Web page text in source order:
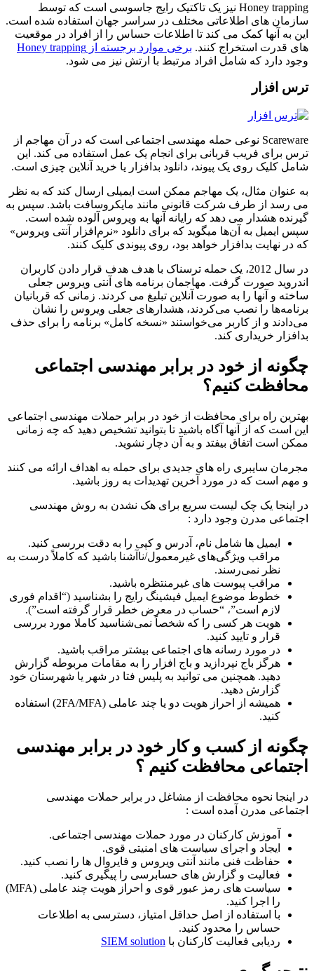
Honey trapping نیز یک تاکتیک رایج جاسوسی است که توسط
سازمان های اطلاعاتی مختلف در سراسر جهان استفاده شده است.
این به آنها کمک می کند تا اطلاعات حساس را از افراد در موقعیت
های قدرت استخراج کنند. برخی موارد برجسته از Honey trapping
وجود دارد که شامل افراد مرتبط با ارتش نیز می شود.
ترس افزار
Scareware نوعی حمله مهندسی اجتماعی است که در آن مهاجم از
ترس برای فریب قربانی برای انجام یک عمل استفاده می کند. این
شامل کلیک روی یک پیوند، دانلود بدافزار یا خرید آنلاین چیزی است.
به عنوان مثال، یک مهاجم ممکن است ایمیلی ارسال کند که به نظر
می رسد از طرف شرکت قانونی مانند مایکروسافت باشد. سپس به
گیرنده هشدار می دهد که رایانه آنها به ویروس آلوده شده است.
سپس ایمیل به آن‌ها میگوید که برای دانلود «نرم‌افزار آنتی ویروس»
که در نهایت بدافزار خواهد بود، روی پیوندی کلیک کنند.
در سال 2012، یک حمله ترسناک با هدف هدف قرار دادن کاربران
اندروید صورت گرفت. مهاجمان برنامه های آنتی ویروس جعلی
ساخته و آنها را به صورت آنلاین تبلیغ می کردند. زمانی که قربانیان
برنامه‌ها را نصب می‌کردند، هشدارهای جعلی ویروس را نشان
می‌دادند و از کاربر می‌خواستند «نسخه کامل» برنامه را برای حذف
بدافزار خریداری کند.
چگونه از خود در برابر مهندسی اجتماعی
محافظت کنیم؟
بهترین راه برای محافظت از خود در برابر حملات مهندسی اجتماعی
این است که از آنها آگاه باشید تا بتوانید تشخیص دهید که چه زمانی
ممکن است اتفاق بیفتد و به آن دچار نشوید.
مجرمان سایبری راه های جدیدی برای حمله به اهداف ارائه می کنند
و مهم است که در مورد آخرین تهدیدات به روز باشید.
در اینجا یک چک لیست سریع برای هک نشدن به روش مهندسی
اجتماعی مدرن وجود دارد :
ایمیل ها شامل نام، آدرس و کپی را به دقت بررسی کنید.
مراقب ویژگی‌های غیرمعمول/ناآشنا باشید که کاملاً درست به
نظر نمی‌رسند.
مراقب پیوست های غیرمنتظره باشید.
خطوط موضوع ایمیل فیشینگ رایج را بشناسید (“اقدام فوری
لازم است”، “حساب در معرض خطر قرار گرفته است”).
هویت هر کسی را که شخصاً نمی‌شناسید کاملا مورد بررسی
قرار و تایید کنید.
در مورد رسانه های اجتماعی بیشتر مراقب باشید.
هرگز باج نپردازید و باج افزار را به مقامات مربوطه گزارش
دهید. همچنین می توانید به پلیس فتا در شهر یا شهرستان خود
گزارش دهید.
همیشه از احراز هویت دو یا چند عاملی (2FA/MFA) استفاده
کنید.
چگونه از کسب و کار خود در برابر مهندسی
اجتماعی محافظت کنیم ؟
در اینجا نحوه محافظت از مشاغل در برابر حملات مهندسی
اجتماعی مدرن آمده است :
آموزش کارکنان در مورد حملات مهندسی اجتماعی.
ایجاد و اجرای سیاست های امنیتی قوی.
حفاظت فنی مانند آنتی ویروس و فایروال ها را نصب کنید.
فعالیت و گزارش های حسابرسی را پیگیری کنید.
سیاست های رمز عبور قوی و احراز هویت چند عاملی (MFA)
را اجرا کنید.
با استفاده از اصل حداقل امتیاز، دسترسی به اطلاعات
حساس را محدود کنید.
ردیابی فعالیت کارکنان با SIEM solution